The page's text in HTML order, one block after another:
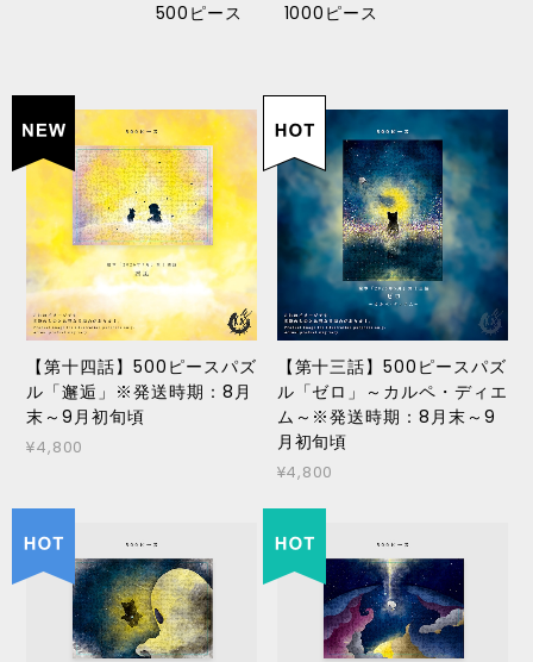
500ピース 1000ピース
【第十四話】500ピースパズ
ル「邂逅」※発送時期：8月
末～9月初旬頃
¥4,800
【第十三話】500ピースパズ
ル「ゼロ」～カルペ・ディエ
ム～※発送時期：8月末～9
月初旬頃
¥4,800